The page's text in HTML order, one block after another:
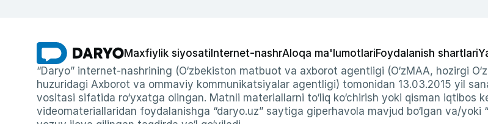
Maxfiylik siyosati Internet-nashrAloqa ma'lumotlariFoydalanish shartlari
“Daryo” internet-nashrining (O‘zbekiston matbuot va axborot agentligi (O‘zMAA, hozirgi
huzuridagi Axborot va ommaviy kommunikatsiyalar agentligi) tomonidan 13.03.2015 yil
vositasi sifatida ro‘yxatga olingan. Matnli materiallarni to‘liq ko‘chirish yoki qisman
videomateriallaridan foydalanishga “daryo.uz” saytiga giperhavola mavjud bo‘lgan va/